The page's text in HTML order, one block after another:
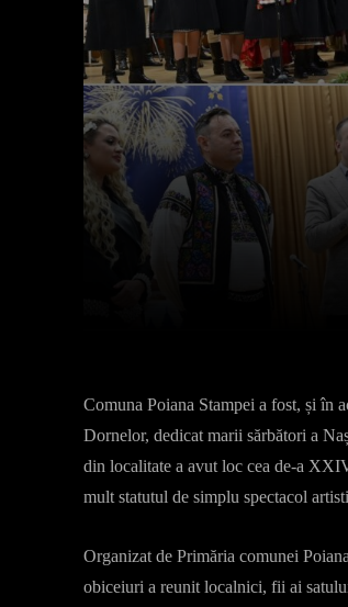
Comuna Poiana Stampei a fost, și în
Dornelor, dedicat marii sărbători a
din localitate a avut loc cea de-a
mult statutul de simplu spectacol
Organizat de Primăria comunei
obiceiuri a reunit localnici, fii ai